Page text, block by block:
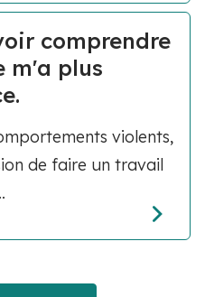
comprendre
m'a plus
violents,
de faire un travail